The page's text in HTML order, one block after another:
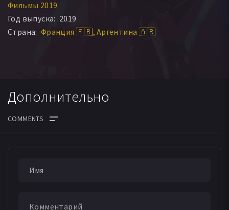
Фильмы 2019
Год выпуска: 2019
Страна: Франция 🇫🇷 Аргентина 🇦🇷
Дополнительно